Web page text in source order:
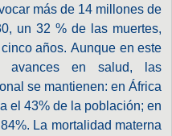
más de 14 millones de
un 32 % de las muertes,
años. Aunque en este
avances en salud, las
se mantienen: en África
el 43% de la población; en
La mortalidad materna